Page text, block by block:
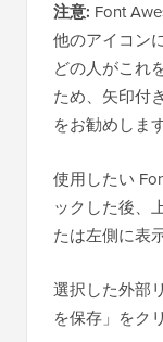
注意: Font
他のアイコン
どの人がこれ
ため、矢印付
をお勧めします
使用したい
ックした後、
たは左側に表
選択した外部
を保存」をク